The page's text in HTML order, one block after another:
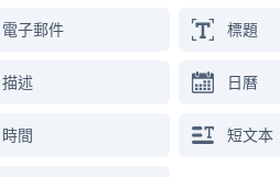
電子郵件 標題
描述 日曆
時間 短文本